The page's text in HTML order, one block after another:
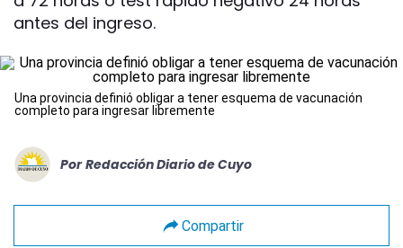
antes del ingreso.
Una provincia definió obligar a tener esquema de vacunación
completo para ingresar libremente
Por Redacción Diario de Cuyo
Compartir